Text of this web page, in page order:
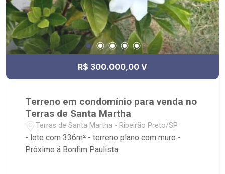
R$ 300.000,00 V
Terreno em condomínio para venda no
Terras de Santa Martha
Terras de Santa Martha - Ribeirão Preto/SP
- lote com 336m² - terreno plano com muro -
Próximo á Bonfim Paulista